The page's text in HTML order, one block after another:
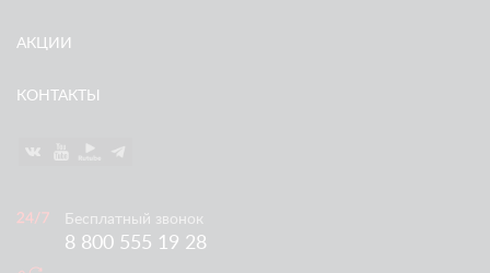
АКЦИИ
КОНТАКТЫ
Бесплатный звонок
8 800 555 19 28